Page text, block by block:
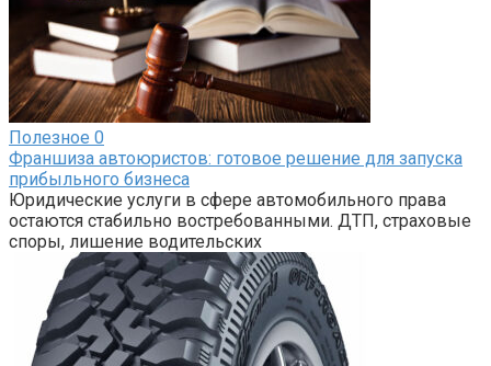
Полезное 0
Франшиза автоюристов: готовое решение для запуска
прибыльного бизнеса
Юридические услуги в сфере автомобильного права
остаются стабильно востребованными. ДТП, страховые
споры, лишение водительских